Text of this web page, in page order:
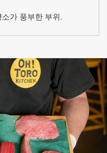
가 풍부한 부위.